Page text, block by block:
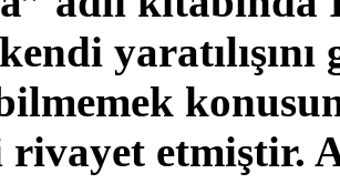
etmiştir.